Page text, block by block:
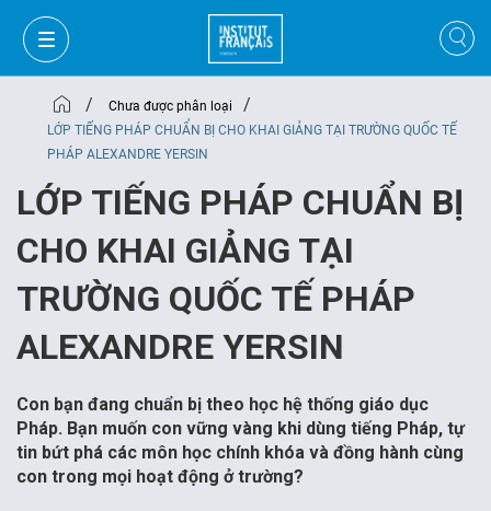
GIỎ HÀNG ĐĂNG NHẬP
/ Chưa được phân loại /
LỚP TIẾNG PHÁP CHUẨN BỊ CHO KHAI GIẢNG TẠI TRƯỜNG QUỐC TẾ
PHÁP ALEXANDRE YERSIN
LỚP TIẾNG PHÁP CHUẨN BỊ
CHO KHAI GIẢNG TẠI
TRƯỜNG QUỐC TẾ PHÁP
ALEXANDRE YERSIN
Con bạn đang chuẩn bị theo học hệ thống giáo dục
Pháp. Bạn muốn con vững vàng khi dùng tiếng Pháp, tự
tin bứt phá các môn học chính khóa và đồng hành cùng
con trong mọi hoạt động ở trường?